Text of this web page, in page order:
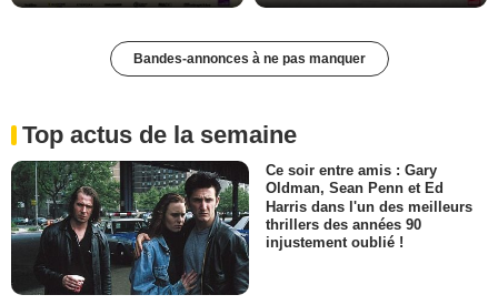
Bandes-annonces à ne pas manquer
Top actus de la semaine
Ce soir entre amis : Gary
Oldman, Sean Penn et Ed
Harris dans l'un des meilleurs
thrillers des années 90
injustement oublié !